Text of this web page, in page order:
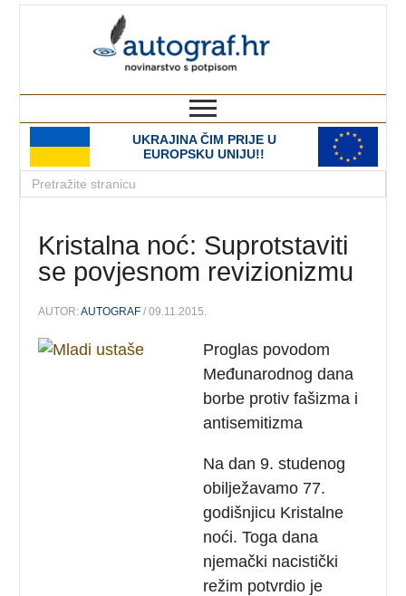
UKRAJINA ČIM PRIJE U
EUROPSKU UNIJU!!
Kristalna noć: Suprotstaviti
se povjesnom revizionizmu
AUTOR:AUTOGRAF / 09.11.2015.
Proglas povodom
Međunarodnog dana
borbe protiv fašizma i
antisemitizma
Na dan 9. studenog
obilježavamo 77.
godišnjicu Kristalne
noći. Toga dana
njemački nacistički
režim potvrdio je